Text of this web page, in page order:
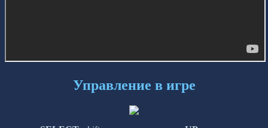
Управление в игре